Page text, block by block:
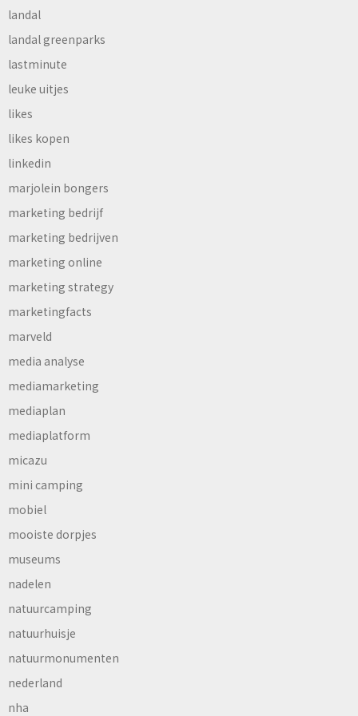
landal
landal greenparks
lastminute
leuke uitjes
likes
likes kopen
linkedin
marjolein bongers
marketing bedrijf
marketing bedrijven
marketing online
marketing strategy
marketingfacts
marveld
media analyse
mediamarketing
mediaplan
mediaplatform
micazu
mini camping
mobiel
mooiste dorpjes
museums
nadelen
natuurcamping
natuurhuisje
natuurmonumenten
nederland
nha